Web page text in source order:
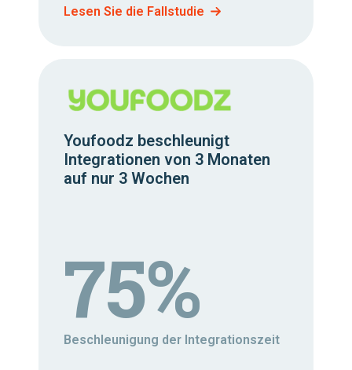
Lesen Sie die Fallstudie
Youfoodz beschleunigt
Integrationen von 3 Monaten
auf nur 3 Wochen
75%
Beschleunigung der Integrationszeit